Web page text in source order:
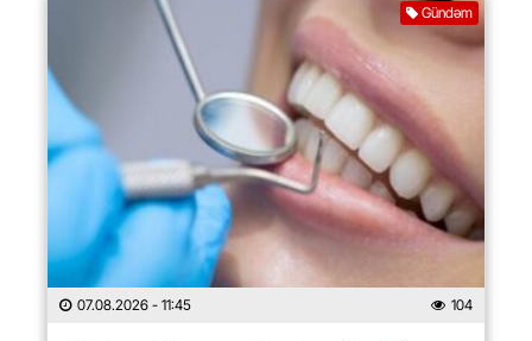
Gündəm
07.08.2026 - 11:45 104